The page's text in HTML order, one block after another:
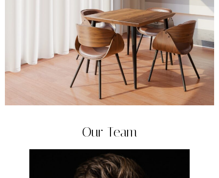
Our Team